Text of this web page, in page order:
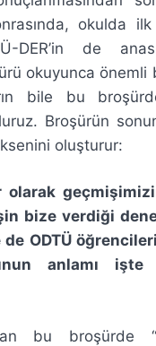
okulda
DER’in de
okuyunca
bile bu
Broşürün
oluşturur:
olarak
bize verdiği
ODTÜ
anlamı
bu